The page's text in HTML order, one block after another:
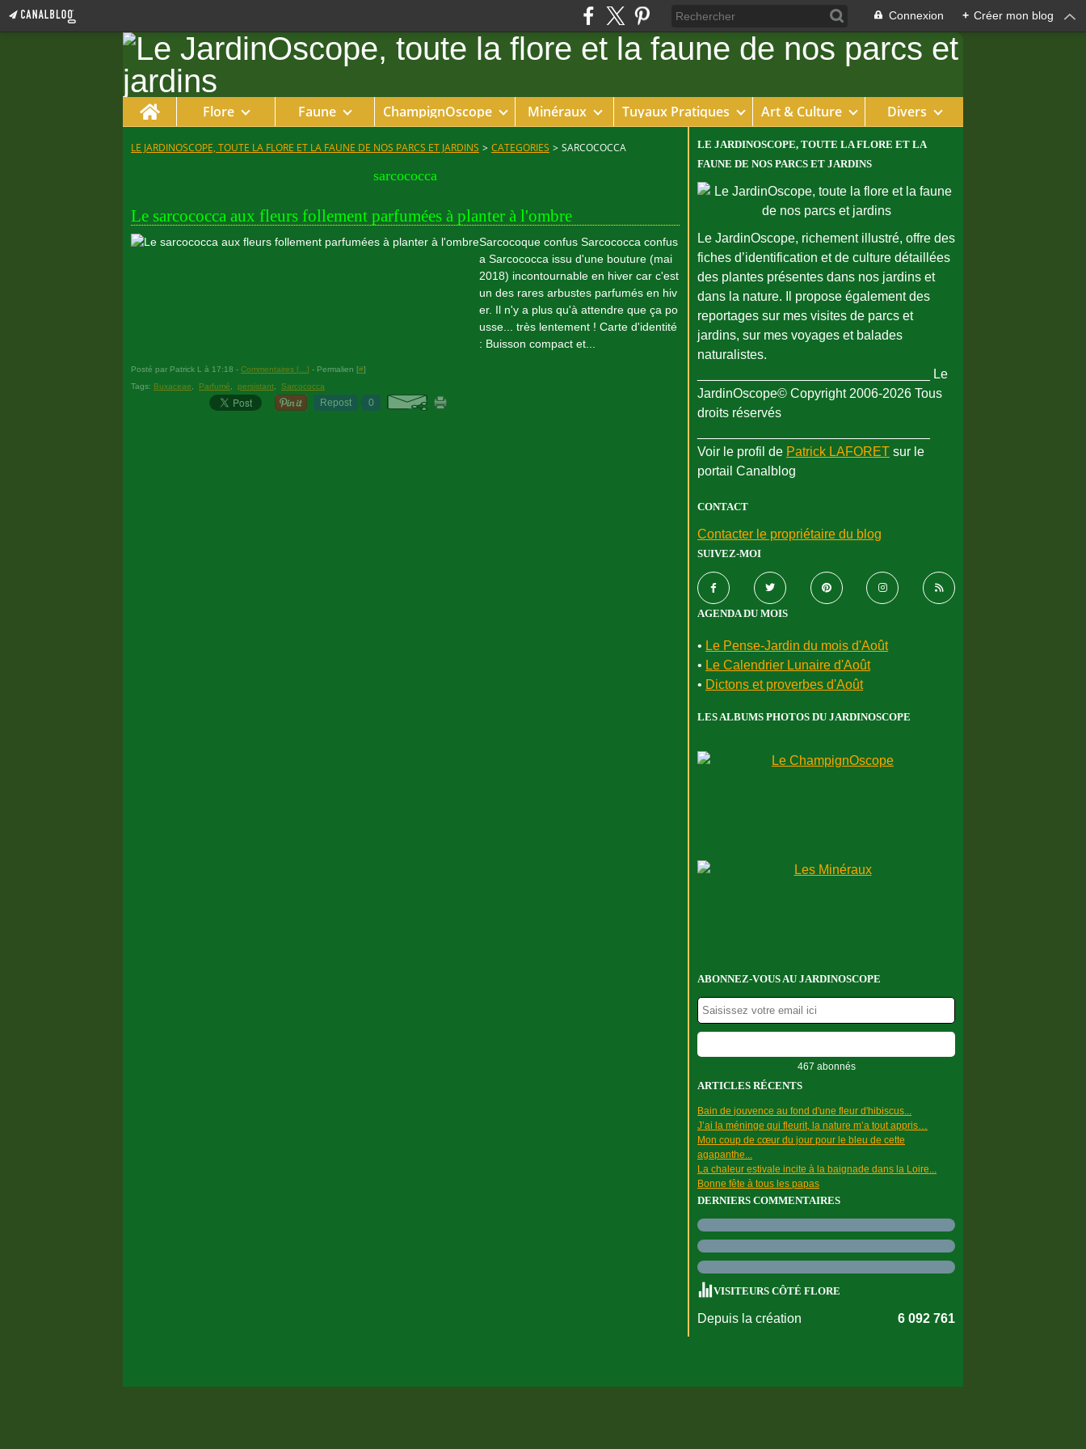
Connexion + Créer mon blog
Home Flore Faune ChampignOscope Minéraux Tuyaux Pratiques Art & Culture Divers
LE JARDINOSCOPE, TOUTE LA FLORE ET LA FAUNE DE NOS PARCS ET JARDINS > CATEGORIES > SARCOCOCCA
sarcococca
Le sarcococca aux fleurs follement parfumées à planter à l'ombre
Sarcocoque confus Sarcococca confus
a Sarcococca issu d'une bouture (mai
2018) incontournable en hiver car c'est
un des rares arbustes parfumés en hiv
er. Il n'y a plus qu'à attendre que ça po
usse... très lentement ! Carte d'identité
: Buisson compact et...
Posté par Patrick L à 17:18 - Commentaires [ ] - Permalien [#]
Tags: Buxaceae Parfumé persistant Sarcococca
Repost 0
LE JARDINOSCOPE, TOUTE LA FLORE ET LA
FAUNE DE NOS PARCS ET JARDINS
Le JardinOscope, richement illustré, offre des
fiches d’identification et de culture détaillées
des plantes présentes dans nos jardins et
dans la nature. Il propose également des
reportages sur mes visites de parcs et
jardins, sur mes voyages et balades
naturalistes.
________________________________ Le
JardinOscope© Copyright 2006-2026 Tous
droits réservés
Voir le profil de Patrick LAFORET sur le
portail Canalblog
CONTACT
Contacter le propriétaire du blog
SUIVEZ-MOI
AGENDA DU MOIS
• Le Pense-Jardin du mois d'Août
• Le Calendrier Lunaire d'Août
• Dictons et proverbes d'Août
LES ALBUMS PHOTOS DU JARDINOSCOPE
ABONNEZ-VOUS AU JARDINOSCOPE
467 abonnés
ARTICLES RÉCENTS
Bain de jouvence au fond d'une fleur d'hibiscus...
J’ai la méninge qui fleurit, la nature m’a tout appris…
Mon coup de cœur du jour pour le bleu de cette
agapanthe...
La chaleur estivale incite à la baignade dans la Loire...
Bonne fête à tous les papas
DERNIERS COMMENTAIRES
VISITEURS CÔTÉ FLORE
Depuis la création 6 092 761